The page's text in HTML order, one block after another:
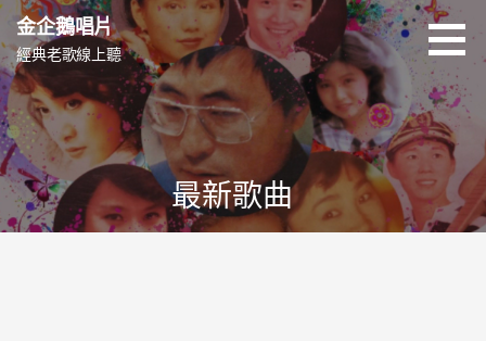
跳
至
主
要
內
容
金企鵝唱片
經典老歌線上聽
最新歌曲